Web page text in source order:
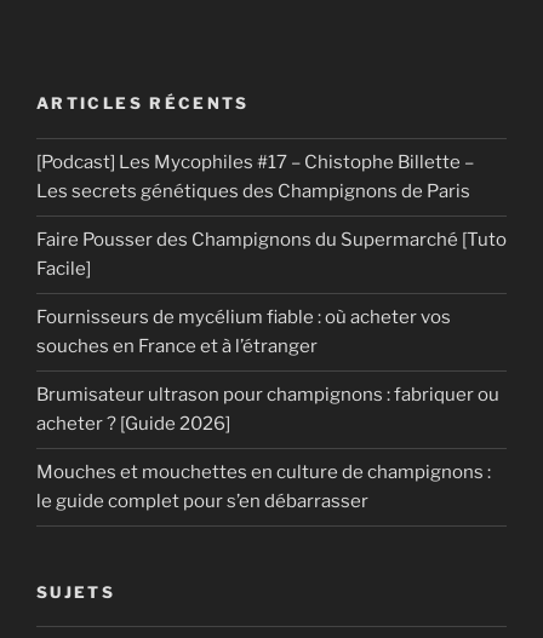
ARTICLES RÉCENTS
[Podcast] Les Mycophiles #17 – Chistophe Billette –
Les secrets génétiques des Champignons de Paris
Faire Pousser des Champignons du Supermarché [Tuto
Facile]
Fournisseurs de mycélium fiable : où acheter vos
souches en France et à l’étranger
Brumisateur ultrason pour champignons : fabriquer ou
acheter ? [Guide 2026]
Mouches et mouchettes en culture de champignons :
le guide complet pour s’en débarrasser
SUJETS